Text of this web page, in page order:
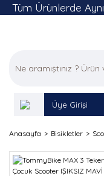
Tüm Ürünlerde
Üye Girişi
Anasayfa Bisikletler